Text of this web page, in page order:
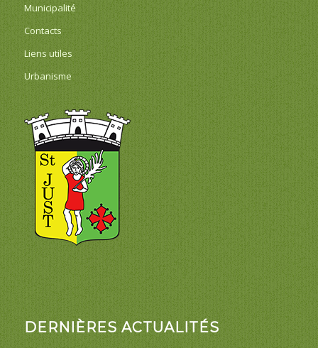
Municipalité
Contacts
Liens utiles
Urbanisme
DERNIÈRES ACTUALITÉS